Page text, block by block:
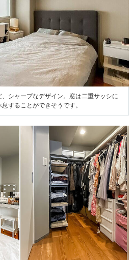
シャープなデザイン。窓は二重サッシに
することができそうです。